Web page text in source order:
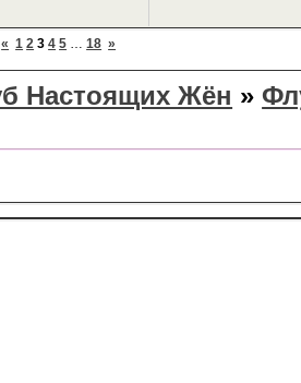
« 1 2 3 4 5 … 18 »
Настоящих Жён »